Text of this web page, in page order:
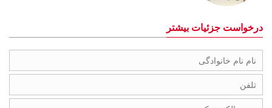
درخواست جزئیات بیشتر